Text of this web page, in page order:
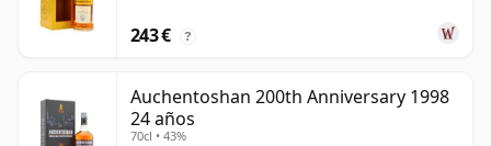
243 € ?
Auchentoshan 200th Anniversary 1998
24 años
70cl • 43%